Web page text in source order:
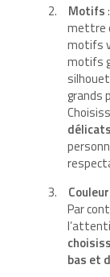
2.
Motifs
mettre
motifs
motifs
grands
délicats
3.
Par
bas et